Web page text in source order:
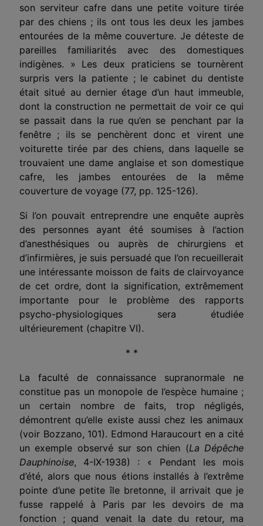
son serviteur cafre dans une petite voiture tirée
par des chiens ; ils ont tous les deux les jambes
entourées de la même couverture. Je déteste de
pareilles familiarités avec des domestiques
indigènes. » Les deux praticiens se tournèrent
surpris vers la patiente ; le cabinet du dentiste
était situé au dernier étage d’un haut immeuble,
dont la construction ne permettait de voir ce qui
se passait dans la rue qu’en se penchant par la
fenêtre ; ils se penchèrent donc et virent une
voiturette tirée par des chiens, dans laquelle se
trouvaient une dame anglaise et son domestique
cafre, les jambes entourées de la même
couverture de voyage (77, pp. 125-126).
Si l’on pouvait entreprendre une enquête auprès
des personnes ayant été soumises à l’action
d’anesthésiques ou auprès de chirurgiens et
d’infirmières, je suis persuadé que l’on recueillerait
une intéressante moisson de faits de clairvoyance
de cet ordre, dont la signification, extrêmement
importante pour le problème des rapports
psycho-physiologiques sera étudiée
ultérieurement (chapitre VI).
* *
La faculté de connaissance supranormale ne
constitue pas un monopole de l’espèce humaine ;
un certain nombre de faits, trop négligés,
démontrent qu’elle existe aussi chez les animaux
(voir Bozzano, 101). Edmond Haraucourt en a cité
un exemple observé sur son chien (La Dépêche
Dauphinoise, 4-IX-1938) : « Pendant les mois
d’été, alors que nous étions installés à l’extrême
pointe d’une petite île bretonne, il arrivait que je
fusse rappelé à Paris par les devoirs de ma
fonction ; quand venait la date du retour, ma